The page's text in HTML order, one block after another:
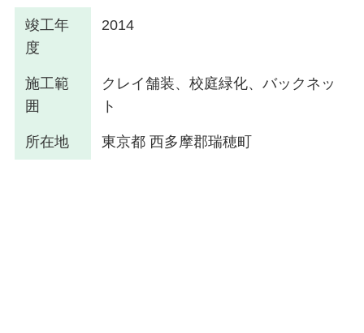
竣工年
度
2014
施工範
囲
クレイ舗装、校庭緑化、バックネッ
ト
所在地 東京都 西多摩郡瑞穂町